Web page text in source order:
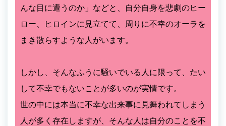
んな目に遭うのか」などと、自分自身を悲劇のヒー
ロー、ヒロインに見立てて、周りに不幸のオーラを
まき散らすような人がいます。
しかし、そんなふうに騒いでいる人に限って、たい
して不幸でもないことが多いのが実情です。
世の中には本当に不幸な出来事に見舞われてしまう
人が多く存在しますが、そんな人は自分のことを不